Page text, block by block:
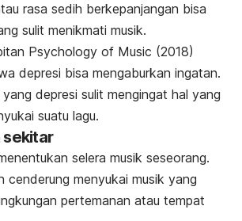
rasa sedih berkepanjangan bisa
sulit menikmati musik.
Psychology of Music (2018)
depresi bisa mengaburkan ingatan.
depresi sulit mengingat hal yang
suatu lagu.
sekitar
selera musik seseorang.
cenderung menyukai musik yang
pertemanan atau tempat